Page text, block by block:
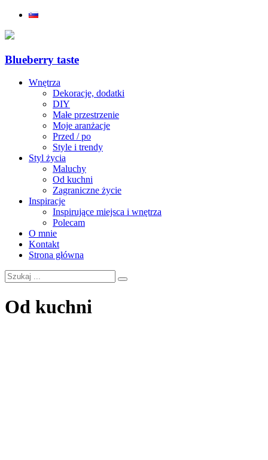
Blueberry taste
Wnętrza
Dekoracje, dodatki
DIY
Małe przestrzenie
Moje aranżacje
Przed / po
Style i trendy
Styl życia
Maluchy
Od kuchni
Zagraniczne życie
Inspiracje
Inspirujące miejsca i wnętrza
Polecam
O mnie
Kontakt
Strona główna
Od kuchni